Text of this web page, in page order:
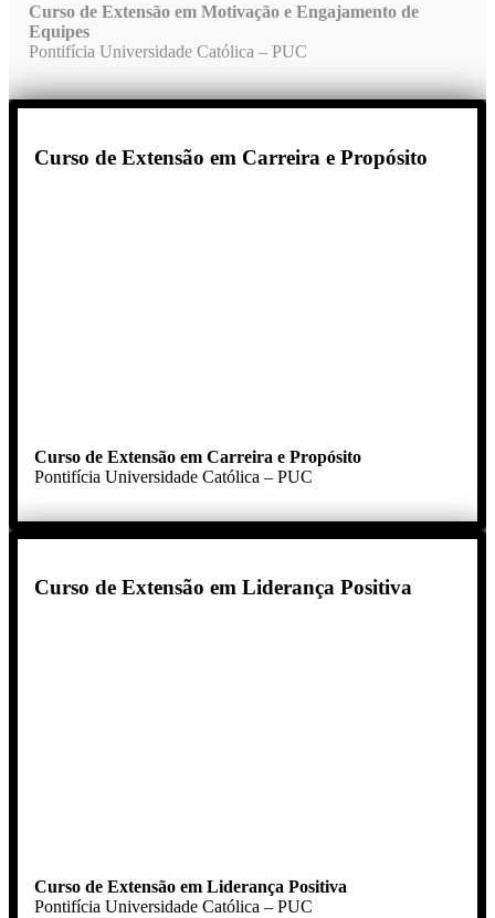
Curso de Extensão em Motivação e Engajamento de
Equipes
Pontifícia Universidade Católica – PUC
Curso de Extensão em Carreira e Propósito
Curso de Extensão em Carreira e Propósito
Pontifícia Universidade Católica – PUC
Curso de Extensão em Liderança Positiva
Curso de Extensão em Liderança Positiva
Pontifícia Universidade Católica – PUC